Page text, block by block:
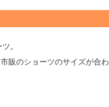
。
販のショーツのサイズが合わ